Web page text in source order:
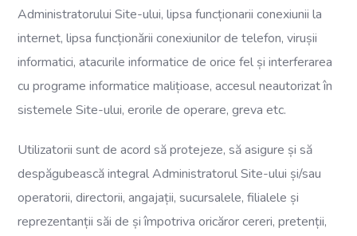
Administratorului Site-ului, lipsa funcționarii conexiunii la
internet, lipsa funcționării conexiunilor de telefon, virușii
informatici, atacurile informatice de orice fel și interferarea
cu programe informatice malițioase, accesul neautorizat în
sistemele Site-ului, erorile de operare, greva etc.
Utilizatorii sunt de acord să protejeze, să asigure și să
despăgubească integral Administratorul Site-ului și/sau
operatorii, directorii, angajații, sucursalele, filialele și
reprezentanții săi de și împotriva oricăror cereri, pretenții,